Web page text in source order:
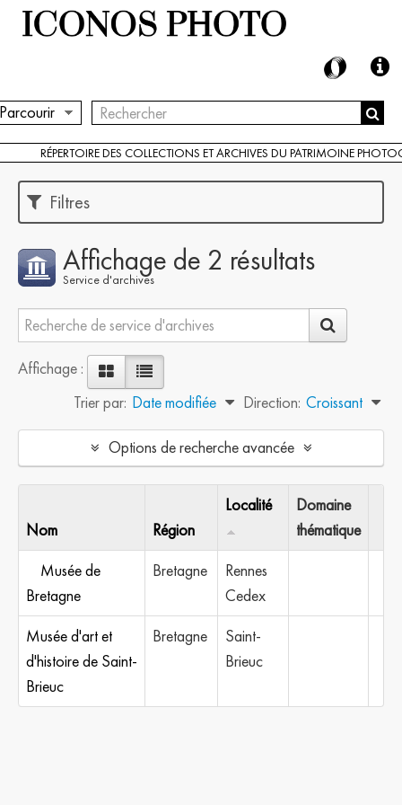
RÉPERTOIRE DES COLLECTIONS ET ARCHIVES DU PATRIMOINE
Filtres
Affichage de 2 résultats
Service d'archives
Affichage :
Trier par: Date modifiée Direction: Croissant
Options de recherche avancée
Nom Région
Localité
Domaine
thématique
Musée de
Bretagne
Bretagne
Rennes
Cedex
Musée d'art et
d'histoire de Saint-
Brieuc
Bretagne
Saint-
Brieuc